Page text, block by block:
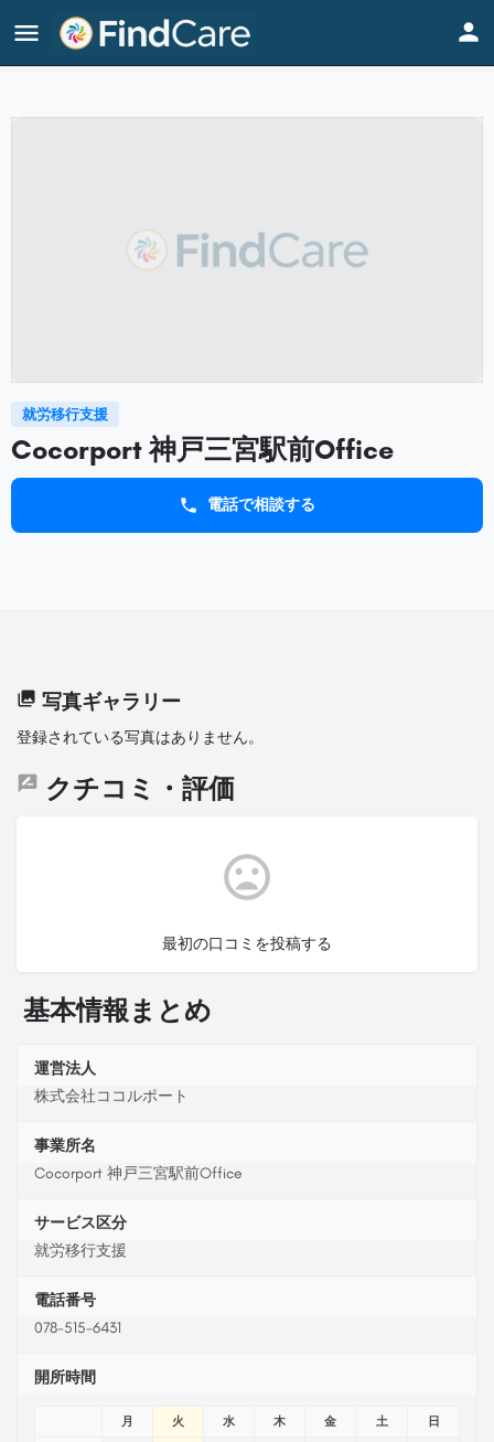
Home Listings Cocorport 神戸三宮駅前Office
就労移行支援
Cocorport 神戸三宮駅前Office
電話で相談する
写真ギャラリー
登録されている写真はありません。
クチコミ・評価
最初の口コミを投稿する
基本情報まとめ
運営法人
株式会社ココルポート
事業所名
Cocorport 神戸三宮駅前Office
サービス区分
就労移行支援
電話番号
078-515-6431
開所時間
月 火 水 木 金 土 日